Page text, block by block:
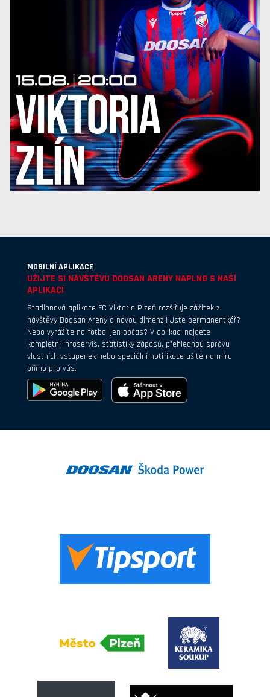
MOBILNÍ APLIKACE
UŽIJTE SI NÁVŠTĚVU DOOSAN ARENY NAPLNO S NAŠÍ
APLIKACÍ
Stadionová aplikace FC Viktoria Plzeň rozšiřuje zážitek z
návštěvy Doosan Areny o novou dimenzi! Jste permanentkář?
Nebo vyrážíte na fotbal jen občas? V aplikaci najdete
kompletní infoservis, statistiky zápasů, přehlednou správu
vlastních vstupenek nebo speciální notifikace ušité na míru
přímo pro vás.